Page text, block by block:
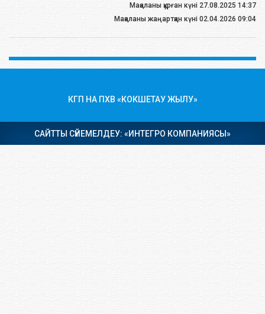
Мақаланы құрған күні 27.08.2025 14:37
Мақаланы жаңартқан күні 02.04.2026 09:04
КГП НА ПХВ «КОКШЕТАУ ЖЫЛУ»
САЙТТЫ СҮЙЕМЕЛДЕУ: «ИНТЕГРО КОМПАНИЯСЫ»